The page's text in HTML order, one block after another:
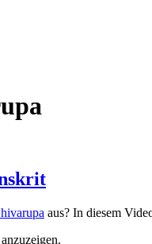
aus? In diesem